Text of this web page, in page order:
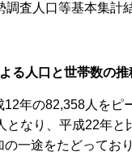
査人口等基本集計
る人口と世帯数の推
年の82,358人をピ
なり、平成22年と
一途をたどってお